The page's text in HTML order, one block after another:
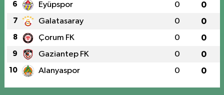
6 Eyüpspor 0 0
7 Galatasaray 0 0
8 Çorum FK 0 0
9 Gaziantep FK 0 0
10 Alanyaspor 0 0